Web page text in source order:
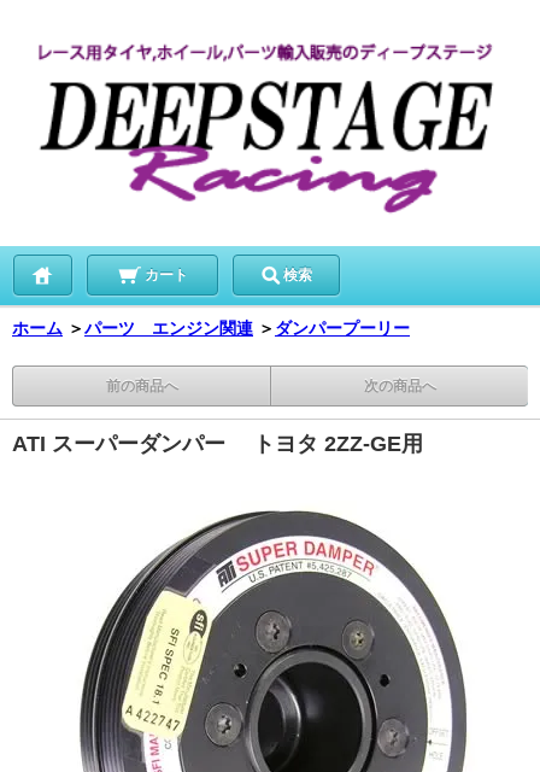
カート 検索
ホーム ＞パーツ エンジン関連 ＞ ダンパープーリー
前の商品へ 次の商品へ
ATI スーパーダンパー トヨタ 2ZZ-GE用